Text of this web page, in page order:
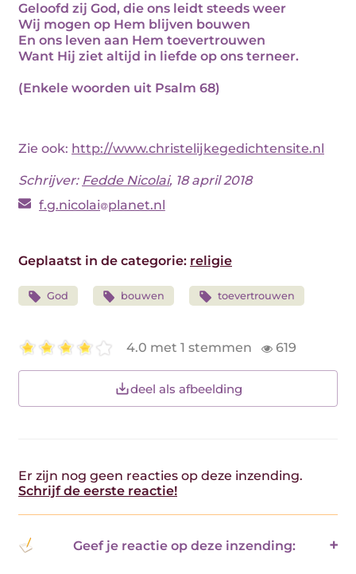
Geloofd zij God, die ons leidt steeds weer
Wij mogen op Hem blijven bouwen
En ons leven aan Hem toevertrouwen
Want Hij ziet altijd in liefde op ons terneer.
(Enkele woorden uit Psalm 68)
Zie ook: http://www.christelijkegedichtensite.nl
Schrijver: Fedde Nicolai, 18 april 2018
f.g.nicolai planet.nl
Geplaatst in de categorie: religie
God bouwen toevertrouwen
4.0 met 1 stemmen 619
deel als afbeelding
Er zijn nog geen reacties op deze inzending.
Schrijf de eerste reactie!
Geef je reactie op deze inzending: